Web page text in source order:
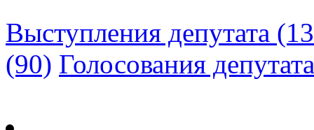
Выступления депутата
(90) Голосования депутата